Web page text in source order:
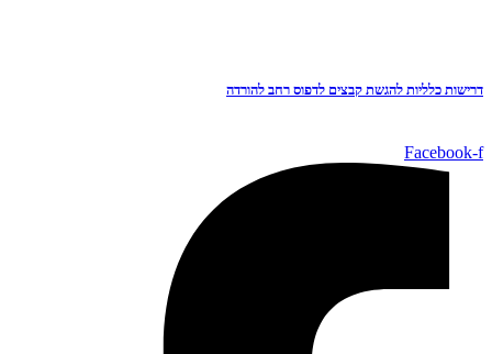
דרישות כלליות להגשת קבצים לדפוס רחב להורדה
Facebook-f